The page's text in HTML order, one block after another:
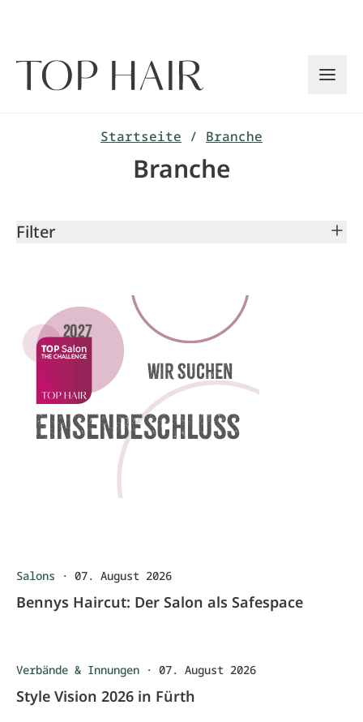
Startseite / Branche
Branche
Salons · 07. August 2026
Bennys Haircut: Der Salon als Safespace
Verbände & Innungen · 07. August 2026
Style Vision 2026 in Fürth
Filter